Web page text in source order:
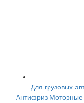
Для грузовых
Антифриз Моторные